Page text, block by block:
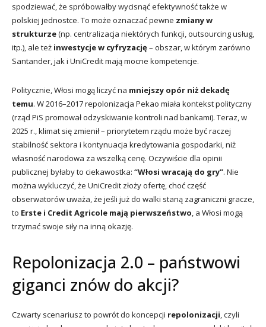
spodziewać, że spróbowałby wycisnąć efektywność także w
polskiej jednostce. To może oznaczać pewne zmiany w
strukturze(np. centralizacja niektórych funkcji, outsourcing usług,
itp.), ale też inwestycje w cyfryzację– obszar, w którym zarówno
Santander, jak i UniCredit mają mocne kompetencje.
Politycznie, Włosi mogą liczyć na mniejszy opór niż dekadę
temu. W 2016–2017 repolonizacja Pekao miała kontekst polityczny
(rząd PiS promował odzyskiwanie kontroli nad bankami). Teraz, w
2025 r., klimat się zmienił – priorytetem rządu może być raczej
stabilność sektora i kontynuacja kredytowania gospodarki, niż
własność narodowa za wszelką cenę. Oczywiście dla opinii
publicznej byłaby to ciekawostka: “Włosi wracają do gry”. Nie
można wykluczyć, że UniCredit złoży ofertę, choć część
obserwatorów uważa, że jeśli już do walki staną zagraniczni gracze,
to Erste i Credit Agricole mają pierwszeństwo, a Włosi mogą
trzymać swoje siły na inną okazję.
Repolonizacja 2.0 – państwowi
giganci znów do akcji?
Czwarty scenariusz to powrót do koncepcji repolonizacji, czyli